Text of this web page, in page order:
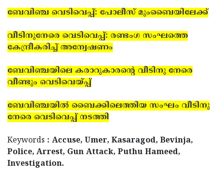
ബേവിഞ്ച വെടിവെപ്പ്: പോലീസ് മുംബൈയിലേക്ക്
വീടിനുനേരെ വെടിവെപ്പ്: രണ്ടംഗ സംഘത്തെ
കേന്ദ്രീകരിച്ച് അന്വേഷണം
ബേ­വി­ഞ്ച­യിലെ കരാറുകാരന്റെ വീടിനു നേരെ
വീണ്ടും വെ­ടിവെയ്പ്പ്
ബേവിഞ്ചയില്‍ ബൈക്കിലെത്തിയ സംഘം വീടിനു
നേരെ വെടിവെപ്പ്­ നടത്തി
Keywords : Accuse, Umer, Kasaragod, Bevinja,
Police, Arrest, Gun Attack, Puthu Hameed,
Investigation.